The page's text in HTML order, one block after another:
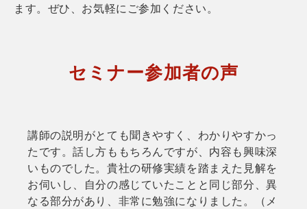
ます。ぜひ、お気軽にご参加ください。
セミナー参加者の声
講師の説明がとても聞きやすく、わかりやすかっ
たです。話し方ももちろんですが、内容も興味深
いものでした。貴社の研修実績を踏まえた見解を
お伺いし、自分の感じていたことと同じ部分、異
なる部分があり、非常に勉強になりました。（メ